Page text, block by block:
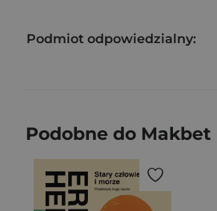
Podmiot odpowiedzialny:
Podobne do Makbet